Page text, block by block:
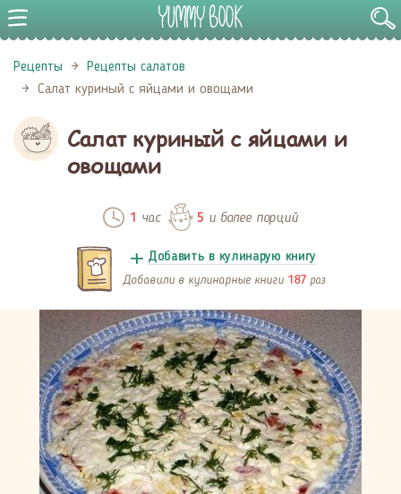
Рецепты
Рецепты салатов
Салат куриный с яйцами и овощами
Салат куриный с яйцами и
овощами
1 час 5 и более порций
Добавить в кулинарую книгу
Добавили в кулинарные книги 187 раз